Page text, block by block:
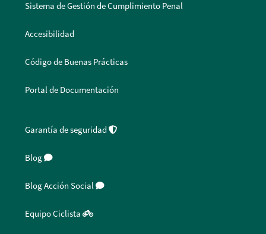
Sistema de Gestión de Cumplimiento Penal
Accesibilidad
Código de Buenas Prácticas
Portal de Documentación
Garantía de seguridad
Blog
Blog Acción Social
Equipo Ciclista